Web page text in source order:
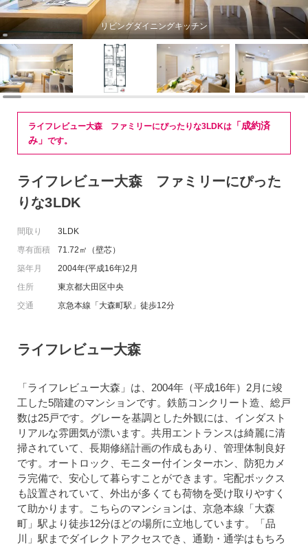
リビングダイニングキッチン
ライフレビュー大森 ファミリーにぴったりな3LDKは 「成約済
み」 です。
ライフレビュー大森 ファミリーにぴった
りな3LDK
間取り
3LDK
専有面積
71.72㎡（壁芯）
築年月
2004年(平成16年)2月
住所
東京都大田区中央
交通
京急本線「大森町駅」徒歩12分
ライフレビュー大森
「ライフレビュー大森」は、2004年（平成16年）2月に竣
工した5階建のマンションです。鉄筋コンクリート造、総戸
数は25戸です。グレーを基調とした外観には、インダスト
リアルな雰囲気が漂います。共用エントランスは綺麗に清
掃されていて、長期修繕計画の作成もあり、管理体制良好
です。オートロック、モニター付インターホン、防犯カメ
ラ完備で、安心して暮らすことができます。宅配ボックス
も設置されていて、外出が多くても荷物を受け取りやすく
て助かります。こちらのマンションは、京急本線「大森
町」駅より徒歩12分ほどの場所に立地しています。「品
川」駅までダイレクトアクセスでき、通勤・通学はもちろ